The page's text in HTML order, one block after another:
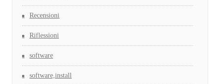
Recensioni
Riflessioni
software
software,install